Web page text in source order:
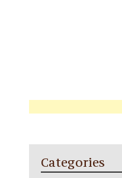
Categories